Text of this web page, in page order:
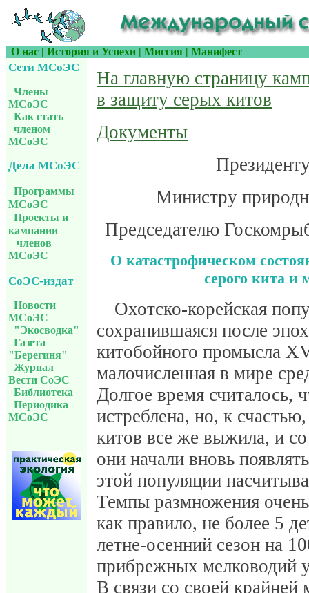
О нас | История и Успехи | Миссия | Манифест
Сети МСоЭС
Члены
МСоЭС
Как стать
членом
МСоЭС
Дела МСоЭС
Программы
МСоЭС
Проекты и
кампании
членов
МСоЭС
СоЭС-издат
Новости
МСоЭС
"Экосводка"
Газета
"Берегиня"
Журнал
Вести СоЭС
Библиотека
Периодика
МСоЭС
На главную страницу
в защиту серых китов
Документы
Министру
Председателю
О катастрофическом
серого кита и
Охотско-корейская
сохранившаяся после
китобойного промысла
малочисленная в мире
Долгое время считалось,
истреблена, но, к
китов все же выжила, и
они начали вновь
этой популяции
Темпы размножения
как правило, не более 5
летне-осенний сезон на
прибрежных мелководий
В связи со своей крайней